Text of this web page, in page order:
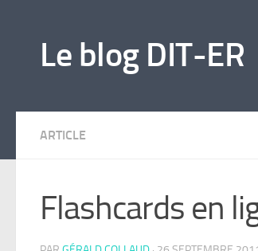
Le blog DIT-ER
ARTICLE
Flashcards en